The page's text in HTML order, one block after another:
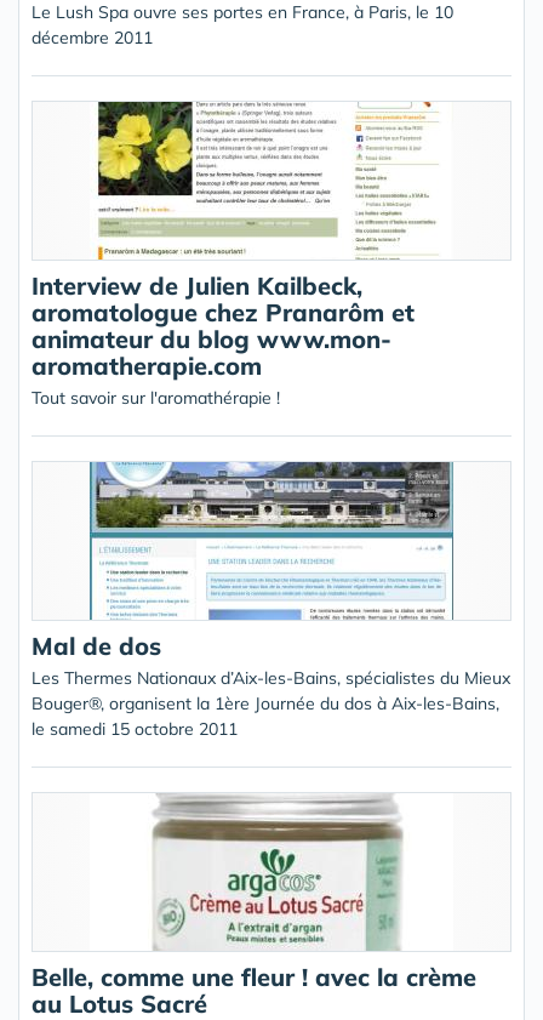
Le Lush Spa ouvre ses portes en France, à Paris, le 10
décembre 2011
Interview de Julien Kailbeck,
aromatologue chez Pranarôm et
animateur du blog www.mon-
aromatherapie.com
Tout savoir sur l'aromathérapie !
Mal de dos
Les Thermes Nationaux d’Aix-les-Bains, spécialistes du Mieux
Bouger®, organisent la 1ère Journée du dos à Aix-les-Bains,
le samedi 15 octobre 2011
Belle, comme une fleur ! avec la crème
au Lotus Sacré